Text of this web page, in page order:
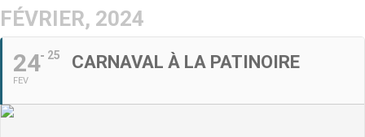
Accueil
FÉVRIER, 2024
24
FEV
25 CARNAVAL À LA PATINOIRE